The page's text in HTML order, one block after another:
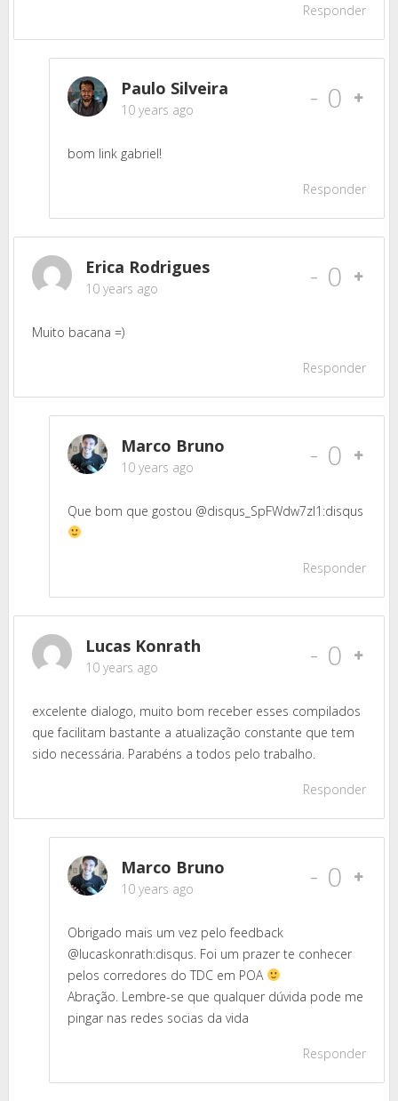
Responder
Paulo Silveira
10 years ago - 0
bom link gabriel!
Responder
Erica Rodrigues
10 years ago - 0
Muito bacana =)
Responder
Marco Bruno
10 years ago - 0
Que bom que gostou @disqus_SpFWdw7zl1:disqus
Responder
Lucas Konrath
10 years ago - 0
excelente dialogo, muito bom receber esses compilados
que facilitam bastante a atualização constante que tem
sido necessária. Parabéns a todos pelo trabalho.
Responder
Marco Bruno
10 years ago - 0
Obrigado mais um vez pelo feedback
@lucaskonrath:disqus. Foi um prazer te conhecer
pelos corredores do TDC em POA
Abração. Lembre-se que qualquer dúvida pode me
pingar nas redes socias da vida
Responder